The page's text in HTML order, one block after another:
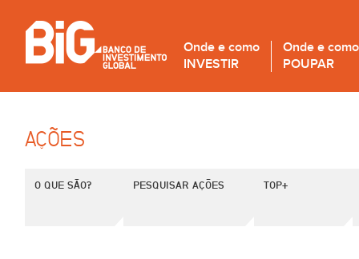
Onde e como
INVESTIR
Onde e como
POUPAR
AÇÕES
O QUE SÃO? PESQUISAR AÇÕES TOP+